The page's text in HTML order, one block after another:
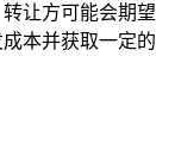
让方可能会期望
本并获取一定的